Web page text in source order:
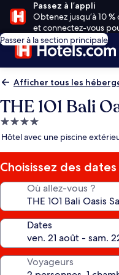
Passez à l’appli
Obtenez jusqu’à 10
et connectez-vous
Passer à la section principale
Afficher tous les
THE 1O1 Bali
Hébergement
4.0 étoiles
Hôtel avec une piscine
Choisissez des
Où allez-vous ?
Dates
Voyageurs